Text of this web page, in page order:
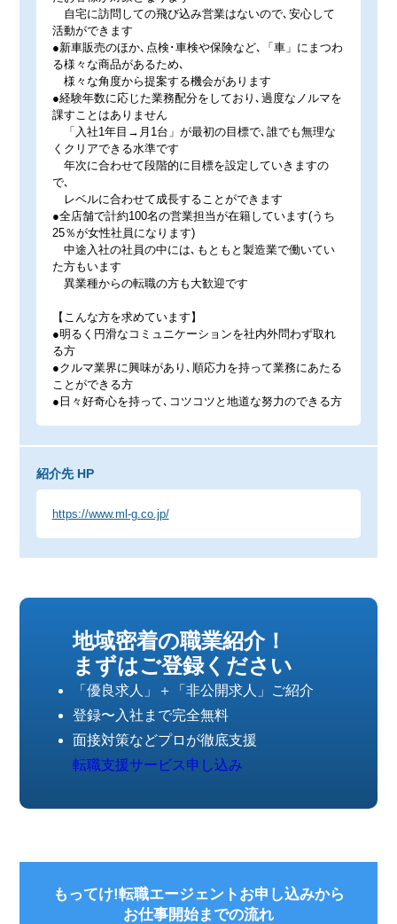
自宅に訪問しての飛び込み営業はないので､安心して
活動ができます
●新車販売のほか､点検･車検や保険など､「車」にまつわ
る様々な商品があるため､
様々な角度から提案する機会があります
●経験年数に応じた業務配分をしており､過度なノルマを
課すことはありません
「入社1年目→月1台」が最初の目標で､誰でも無理な
くクリアできる水準です
年次に合わせて段階的に目標を設定していきますの
で､
レベルに合わせて成長することができます
●全店舗で計約100名の営業担当が在籍しています(うち
25％が女性社員になります)
中途入社の社員の中には､もともと製造業で働いてい
た方もいます
異業種からの転職の方も大歓迎です
【こんな方を求めています】
●明るく円滑なコミュニケーションを社内外問わず取れ
る方
●クルマ業界に興味があり､順応力を持って業務にあたる
ことができる方
●日々好奇心を持って､コツコツと地道な努力のできる方
紹介先 HP
https://www.ml-g.co.jp/
地域密着の職業紹介！
まずはご登録ください
「優良求人」＋「非公開求人」ご紹介
登録〜入社まで完全無料
面接対策などプロが徹底支援
転職支援サービス申し込み
もってけ!転職エージェントお申し込みから
お仕事開始までの流れ